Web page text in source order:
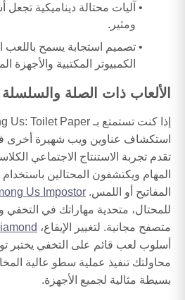
آليات محتالة ديناميكية
ومثير.
تصميم استجابة يسمح
الكمبيوتر المكتبية والأجهزة
الألعاب ذات الصلة والسلسلة
استكشاف عناوين ويب شهيرة أخرى
تقدم تجربة الاستنتاج الاجتماعي
المهام ويكتشفون المحتالين
المفاتيح أو اللمس. Us Impostor
للمحتال، متحدية مهاراتك في التخفي
متصفح مجانية. لتغيير الإيقاع،
أسلوب لعب قائم على التخفي يختبر
محاولتك تنفيذ عملية سطو عالية
بسيطة مثالية لجميع الأجهزة.